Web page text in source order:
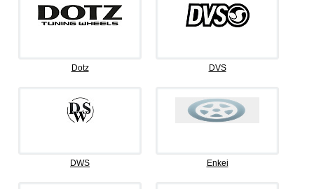
Dotz DVS
DWS Enkei